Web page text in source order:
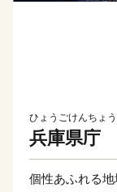
ひょうごけんちょう
兵庫県庁
個性あふれる